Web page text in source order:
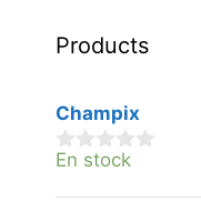
Products
Champix
0
a
En stock